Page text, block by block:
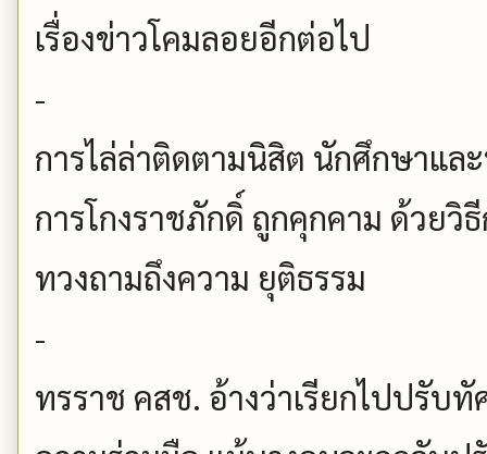
เรื่องข่าวโคมลอยอีกต่อไป
-
การไล่ล่าติดตามนิสิต นักศึกษาแล
การโกงราชภักดิ์ ถูกคุกคาม ด้วยวิ
ทวงถามถึงความ ยุติธรรม
-
ทรราช คสช. อ้างว่าเรียกไปปรับ